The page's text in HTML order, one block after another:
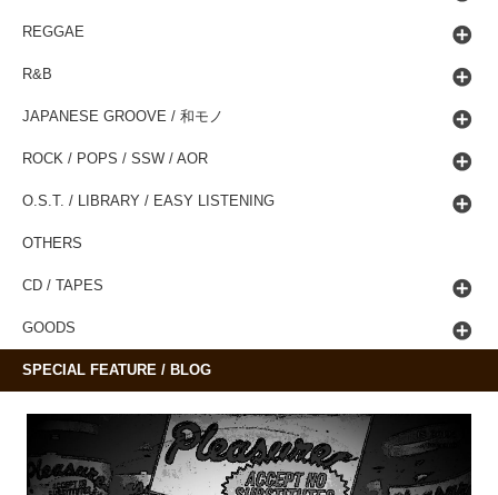
REGGAE
R&B
JAPANESE GROOVE / 和モノ
ROCK / POPS / SSW / AOR
O.S.T. / LIBRARY / EASY LISTENING
OTHERS
CD / TAPES
GOODS
SPECIAL FEATURE / BLOG